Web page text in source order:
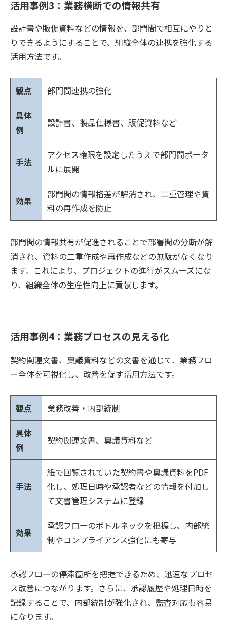
活用事例3：業務横断での情報共有
設計書や販促資料などの情報を、部門間で相互にやりと
りできるようにすることで、組織全体の連携を強化する
活用方法です。
観点 部門間連携の強化
具体
例
設計書、製品仕様書、販促資料など
手法
アクセス権限を設定したうえで部門間ポータ
ルに展開
効果
部門間の情報格差が解消され、二重管理や資
料の再作成を防止
部門間の情報共有が促進されることで部署間の分断が解
消され、資料の二重作成や再作成などの無駄がなくなり
ます。これにより、プロジェクトの進行がスムーズにな
り、組織全体の生産性向上に貢献します。
活用事例4：業務プロセスの見える化
契約関連文書、稟議資料などの文書を通じて、業務フロ
ー全体を可視化し、改善を促す活用方法です。
観点 業務改善・内部統制
具体
例
契約関連文書、稟議資料など
手法
紙で回覧されていた契約書や稟議資料をPDF
化し、処理日時や承認者などの情報を付加し
て文書管理システムに登録
効果
承認フローのボトルネックを把握し、内部統
制やコンプライアンス強化にも寄与
承認フローの停滞箇所を把握できるため、迅速なプロセ
ス改善につながります。さらに、承認履歴や処理日時を
記録することで、内部統制が強化され、監査対応も容易
になります。